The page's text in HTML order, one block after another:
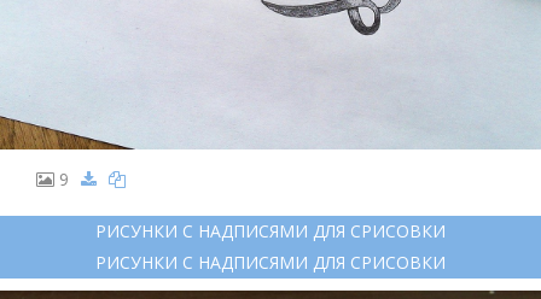
9
РИСУНКИ С НАДПИСЯМИ ДЛЯ СРИСОВКИ
РИСУНКИ С НАДПИСЯМИ ДЛЯ СРИСОВКИ